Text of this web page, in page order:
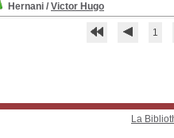
Hernani / Victor Hugo
1
La